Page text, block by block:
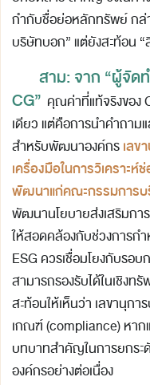
กำกับชื่อย่อหลักทรัพย์ กล่
บริษัทบอก” แต่ยังสะท้อน
สาม: จาก “ผู้จัด
CG” คุณค่าที่แท้จริงของ
เดียว แต่คือการนำคำถาม
สำหรับพัฒนาองค์กรเลข
เครื่องมือในการวิเคราะห์
พัฒนาแก่คณะกรรมการบ
พัฒนานโยบายส่งเสริมก
ให้สอดคล้องกับช่วงการก
ESG ควรเชื่อมโยงกับรอ
สามารถรองรับได้ในเชิง
สะท้อนให้เห็นว่า เลขานุก
เกณฑ์ (compliance) หา
บทบาทสำคัญในการยกระ
องค์กรอย่างต่อเนื่อง